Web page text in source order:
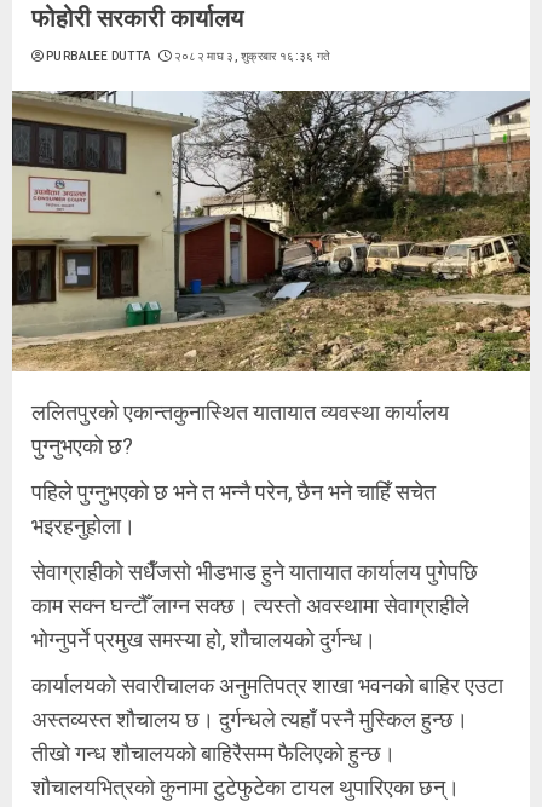
फोहोरी सरकारी कार्यालय
PURBALEE DUTTA २०८२ माघ ३, शुक्रबार १६:३६ गते
ललितपुरको एकान्तकुनास्थित यातायात व्यवस्था कार्यालय
पुग्नुभएको छ?
पहिले पुग्नुभएको छ भने त भन्नै परेन, छैन भने चाहिँ सचेत
भइरहनुहोला।
सेवाग्राहीको सधैँजसो भीडभाड हुने यातायात कार्यालय पुगेपछि
काम सक्न घन्टौँ लाग्न सक्छ। त्यस्तो अवस्थामा सेवाग्राहीले
भोग्नुपर्ने प्रमुख समस्या हो, शौचालयको दुर्गन्ध।
कार्यालयको सवारीचालक अनुमतिपत्र शाखा भवनको बाहिर एउटा
अस्तव्यस्त शौचालय छ। दुर्गन्धले त्यहाँ पस्नै मुस्किल हुन्छ।
तीखो गन्ध शौचालयको बाहिरैसम्म फैलिएको हुन्छ।
शौचालयभित्रको कुनामा टुटेफुटेका टायल थुपारिएका छन्।